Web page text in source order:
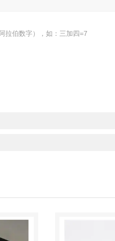
拉伯数字），如：三加四=7